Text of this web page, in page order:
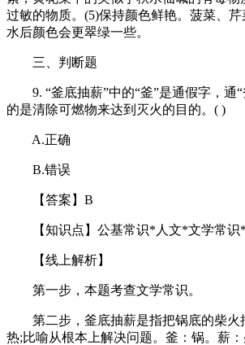
过敏的物质。(5)保持颜色鲜艳。菠菜、
水后颜色会更翠绿一些。
三、判断题
9. “釜底抽薪”中的“釜”是通假字，通“
的是清除可燃物来达到灭火的目的。( )
A.正确
B.错误
【答案】B
【知识点】公基常识*人文*文学常识*
【线上解析】
第一步，本题考查文学常识。
第二步，釜底抽薪是指把锅底的柴火
热;比喻从根本上解决问题。釜：锅。薪